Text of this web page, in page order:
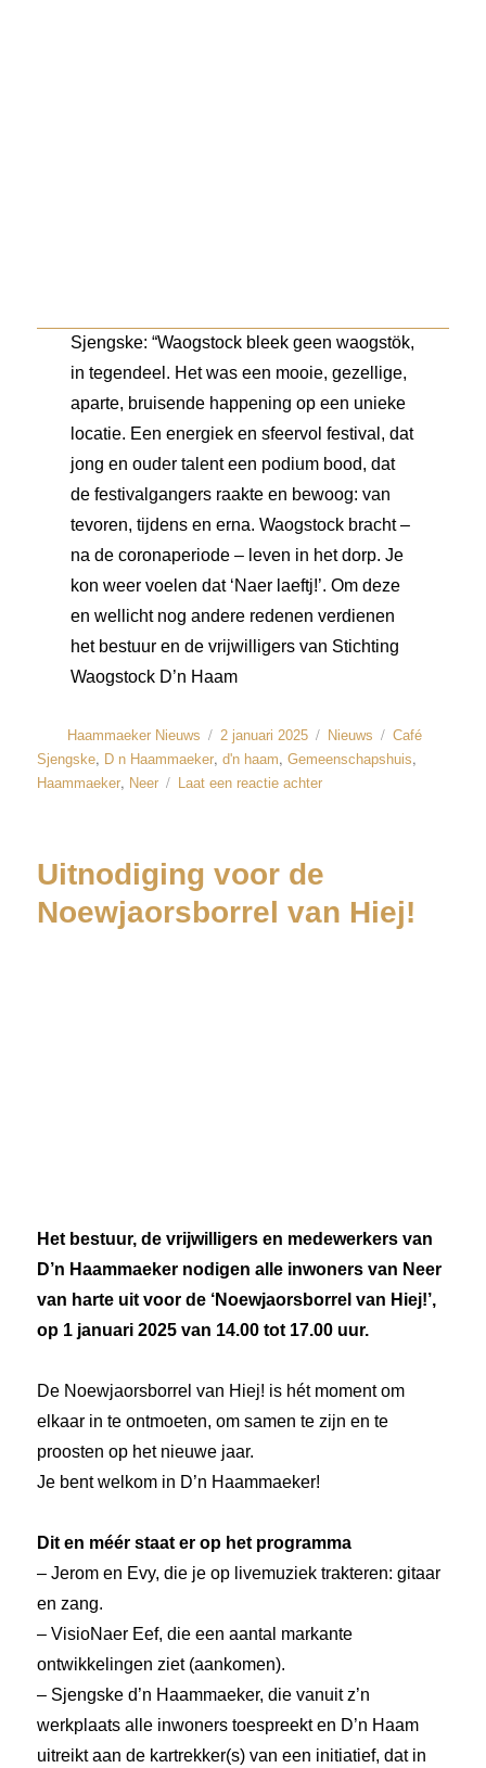
Sjengske: “Waogstock bleek geen waogstök,
in tegendeel. Het was een mooie, gezellige,
aparte, bruisende happening op een unieke
locatie. Een energiek en sfeervol festival, dat
jong en ouder talent een podium bood, dat
de festivalgangers raakte en bewoog: van
tevoren, tijdens en erna. Waogstock bracht –
na de coronaperiode – leven in het dorp. Je
kon weer voelen dat ‘Naer laeftj!’. Om deze
en wellicht nog andere redenen verdienen
het bestuur en de vrijwilligers van Stichting
Waogstock D’n Haam
Haammaeker Nieuws 2 januari 2025 Nieuws
Café
Sjengske, D n Haammaeker,d'n haam,Gemeenschapshuis,
Haammaeker, Neer Laat een reactie achter
Uitnodiging voor de
Noewjaorsborrel van Hiej!
Het bestuur, de vrijwilligers en medewerkers van
D’n Haammaeker nodigen alle inwoners van Neer
van harte uit voor de ‘Noewjaorsborrel van Hiej!’,
op 1 januari 2025 van 14.00 tot 17.00 uur.
De Noewjaorsborrel van Hiej! is hét moment om
elkaar in te ontmoeten, om samen te zijn en te
proosten op het nieuwe jaar.
Je bent welkom in D’n Haammaeker!
Dit en méér staat er op het programma
– Jerom en Evy, die je op livemuziek trakteren: gitaar
en zang.
– VisioNaer Eef, die een aantal markante
ontwikkelingen ziet (aankomen).
– Sjengske d’n Haammaeker, die vanuit z’n
werkplaats alle inwoners toespreekt en D’n Haam
uitreikt aan de kartrekker(s) van een initiatief, dat in